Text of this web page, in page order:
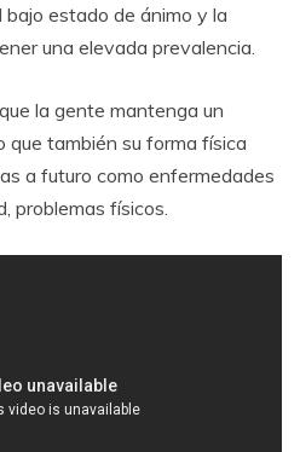
estado de ánimo y la
una elevada prevalencia.
la gente mantenga un
que también su forma física
a futuro como enfermedades
problemas físicos.